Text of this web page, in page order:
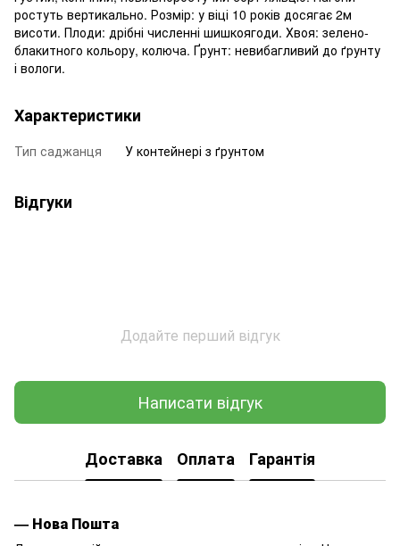
ростуть вертикально. Розмір: у віці 10 років досягає 2м
висоти. Плоди: дрібні численні шишкоягоди. Хвоя: зелено-
блакитного кольору, колюча. Ґрунт: невибагливий до ґрунту
і вологи.
Характеристики
Тип саджанця У контейнері з ґрунтом
Відгуки
Додайте перший відгук
Написати відгук
Доставка Оплата Гарантія
— Нова Пошта